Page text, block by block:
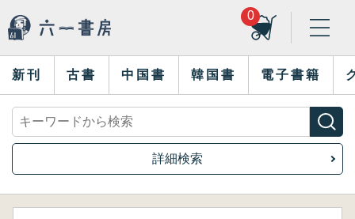
0
新刊 古書 中国書 韓国書 電子書籍
詳細検索